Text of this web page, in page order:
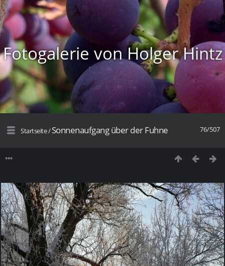
Fotogalerie von Holger Hintz
76/507
Startseite/Sonnenaufgang über der Fuhne